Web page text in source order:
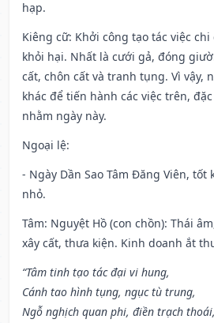
hạp.
Kiêng cữ: Khởi công tạo tác việc
khỏi hại. Nhất là cưới gả, đóng
cất, chôn cất và tranh tụng. Vì vậy,
khác để tiến hành các việc trên,
nhằm ngày này.
Ngoại lệ:
- Ngày Dần Sao Tâm Đăng Viên, tốt
nhỏ.
Tâm: Nguyệt Hồ (con chồn): Thái
xây cất, thưa kiện. Kinh doanh ắt
“Tâm tinh tạo tác đại vi hung,
Cánh tao hình tụng, ngục tù trung,
Ngỗ nghịch quan phi, điền trạch thoái,